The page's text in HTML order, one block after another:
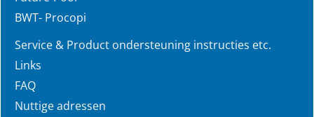
BWT- Procopi
Service & Product ondersteuning instructies etc.
Links
FAQ
Nuttige adressen